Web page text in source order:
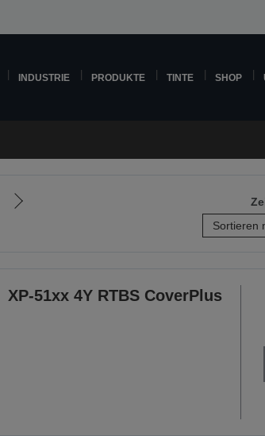
INDUSTRIE PRODUKTE TINTE SHOP
Zur
Sortieren
XP-51xx 4Y RTBS CoverPlus